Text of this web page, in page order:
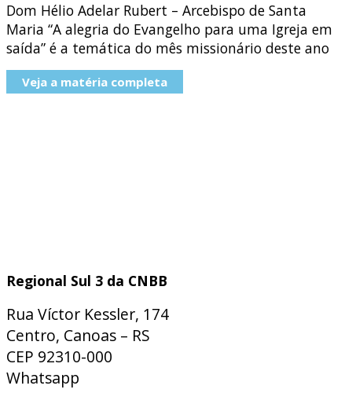
Dom Hélio Adelar Rubert – Arcebispo de Santa
Maria “A alegria do Evangelho para uma Igreja em
saída” é a temática do mês missionário deste ano
Veja a matéria completa
Regional Sul 3 da CNBB
Rua Víctor Kessler, 174
Centro, Canoas – RS
CEP 92310-000
Whatsapp